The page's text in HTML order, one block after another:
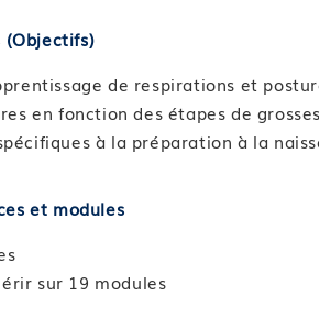
(Objectifs)
de respirations et
en fonction des étapes de
à la préparation à la
et modules
sur 19 modules